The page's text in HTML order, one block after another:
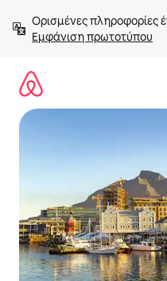
στο
περιεχόμενοΕμφάνιση πρωτοτύπου